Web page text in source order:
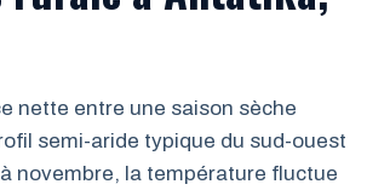
nette entre une saison sèche
semi-aride typique du sud-ouest
novembre, la température fluctue